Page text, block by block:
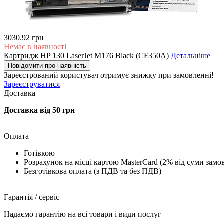
3030.92 грн
Немає в наявності
Картридж HP 130 LaserJet M176 Black (CF350A) Детальніше
Повідомити про наявність
Зареєстрований користувач отримує знижку при замовленні!
Зареєструватися
Доставка
Доставка від 50 грн
Оплата
Готівкою
Розрахунок на місці картою MasterCard (2% від суми
Безготівкова оплата (з ПДВ та без ПДВ)
Гарантія / сервіс
Надаємо гарантію на всі товари і види послуг